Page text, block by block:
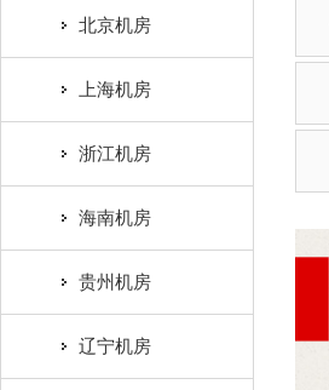
北京机房
上海机房
浙江机房
海南机房
贵州机房
辽宁机房